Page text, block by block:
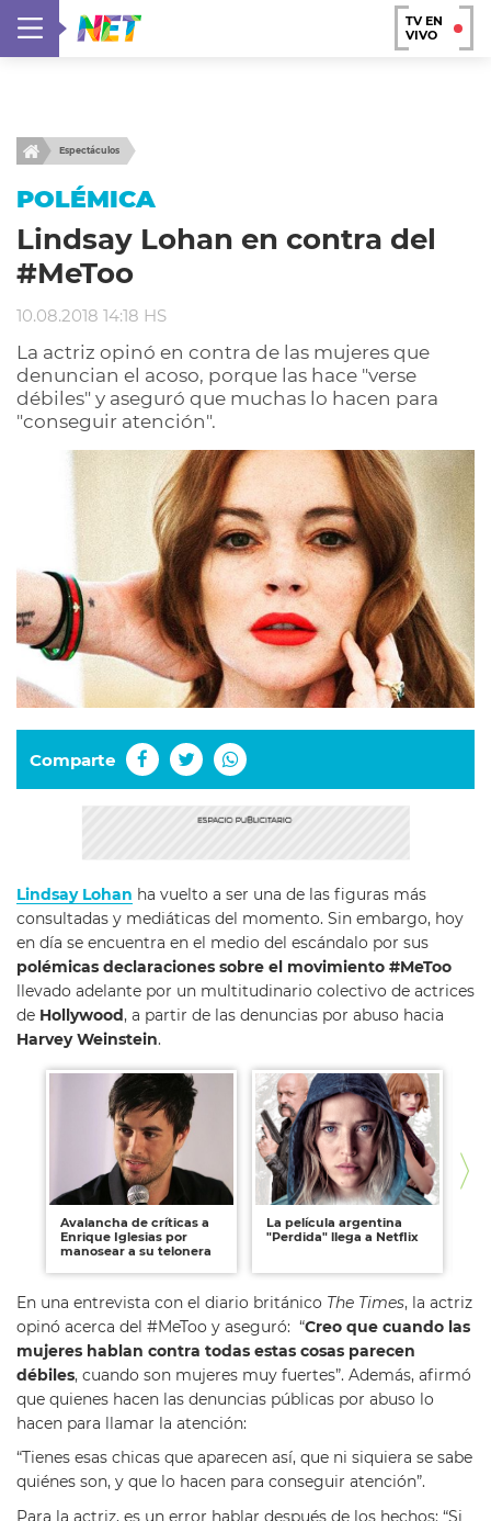
TV EN
VIVO
Espectáculos
POLÉMICA
Lindsay Lohan en contra del
#MeToo
10.08.2018 14:18 HS
La actriz opinó en contra de las mujeres que
denuncian el acoso, porque las hace "verse
débiles" y aseguró que muchas lo hacen para
"conseguir atención".
Comparte
Lindsay Lohan ha vuelto a ser una de las figuras más
consultadas y mediáticas del momento. Sin embargo, hoy
en día se encuentra en el medio del escándalo por sus
polémicas declaraciones sobre el movimiento #MeToo
llevado adelante por un multitudinario colectivo de actrices
de Hollywood, a partir de las denuncias por abuso hacia
Harvey Weinstein.
Avalancha de críticas a
Enrique Iglesias por
manosear a su telonera
La película argentina
"Perdida" llega a Netflix
En una entrevista con el diario británico The Times, la actriz
opinó acerca del #MeToo y aseguró: “Creo que cuando las
mujeres hablan contra todas estas cosas parecen
débiles, cuando son mujeres muy fuertes”. Además, afirmó
que quienes hacen las denuncias públicas por abuso lo
hacen para llamar la atención:
“Tienes esas chicas que aparecen así, que ni siquiera se sabe
quiénes son, y que lo hacen para conseguir atención”.
Para la actriz, es un error hablar después de los hechos: “Si